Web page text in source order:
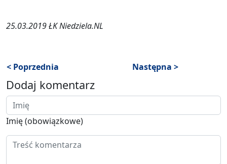
25.03.2019 ŁK Niedziela.NL
< Poprzednia Następna >
Dodaj komentarz
Imię (obowiązkowe)